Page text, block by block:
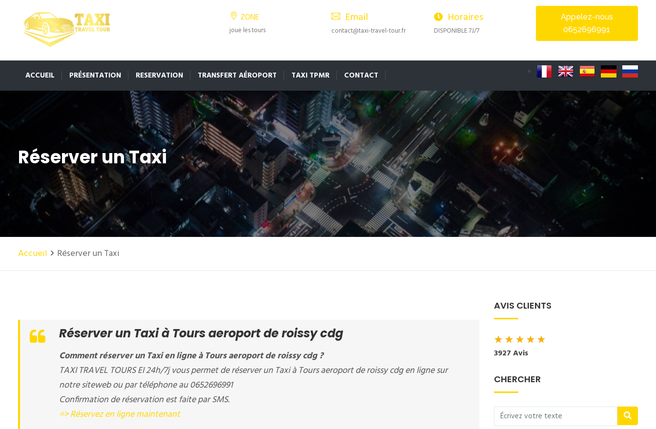
ZONE
joue les tours
Email
contact@taxi-travel-tour.fr
Horaires
DISPONIBLE 7J/7
Appelez-nous
0652696991
ACCUEIL PRÉSENTATION RESERVATION TRANSFERT AÉROPORT TAXI TPMR CONTACT
Réserver un Taxi
Accueil Réserver un Taxi
Réserver un Taxi à Tours aeroport de roissy cdg
Comment réserver un Taxi en ligne à Tours aeroport de roissy cdg ?
TAXI TRAVEL TOURS EI 24h/7j vous permet de réserver un Taxi à Tours aeroport de roissy cdg en ligne sur
notre siteweb ou par téléphone au 0652696991
Confirmation de réservation est faite par SMS.
=> Réservez en ligne maintenant
AVIS CLIENTS
★★★★★
3927 Avis
CHERCHER